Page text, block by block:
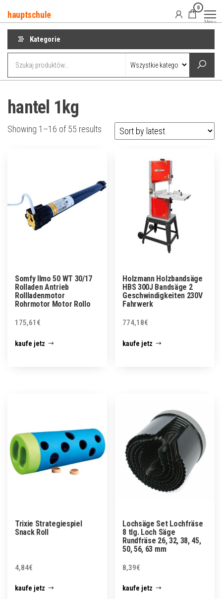
do
treści
hauptschule
0
Menu
Kategorie
hantel 1kg
Showing 1–16 of 55 results
Somfy Ilmo 50 WT 30/17
Rolladen Antrieb
Rollladenmotor
Rohrmotor Motor Rollo
175,61 €
kaufe jetz
Holzmann Holzbandsäge
HBS 300J Bandsäge 2
Geschwindigkeiten 230V
Fahrwerk
774,18€
kaufe jetz
Trixie Strategiespiel
Snack Roll
4,84€
kaufe jetz
Lochsäge Set Lochfräse
8 tlg. Loch Säge
Rundfräse 26, 32, 38, 45,
50, 56, 63 mm
8,39€
kaufe jetz